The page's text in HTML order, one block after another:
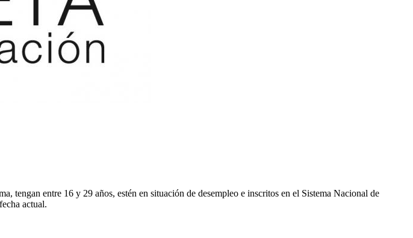
tengan entre 16 y 29 años, estén en situación de desempleo e inscritos en el Sistema Nacional de
actual.